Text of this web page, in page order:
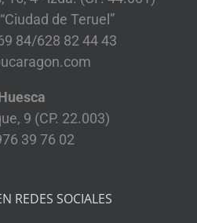
de Teruel”
84/628 82 44 43
9 (CP. 22.003)
39 76 02
REDES SOCIALES